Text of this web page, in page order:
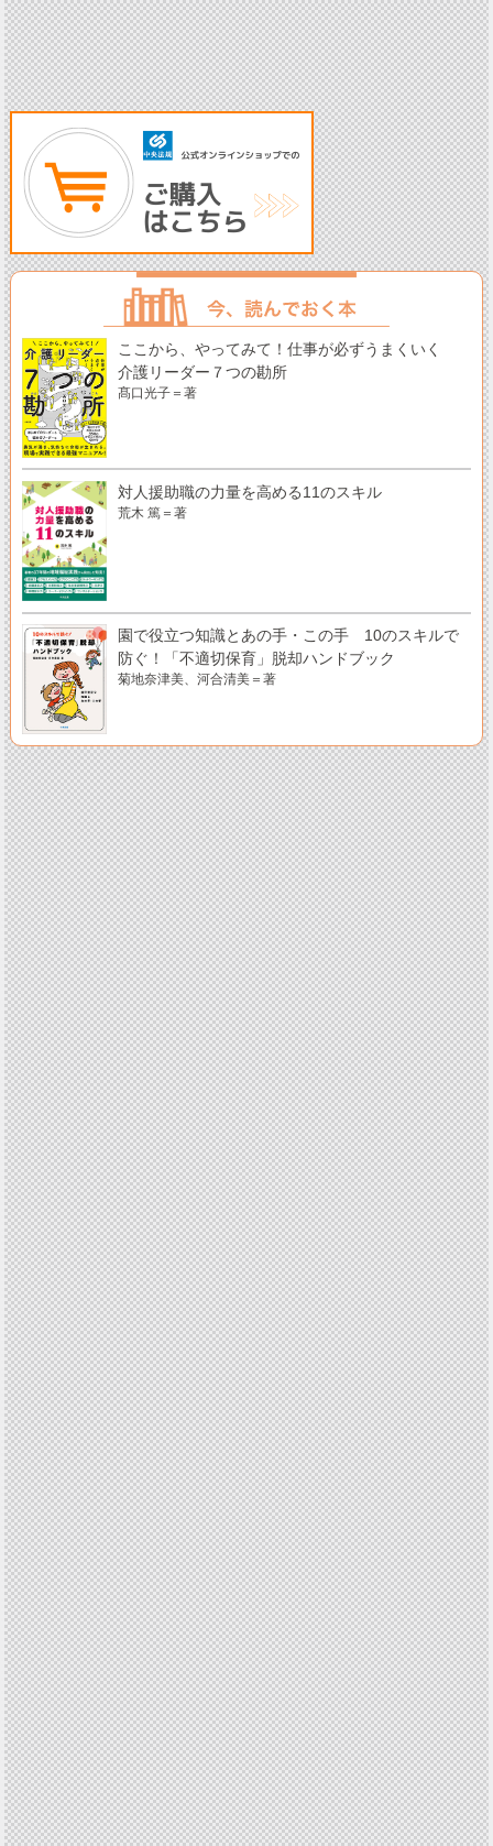
ここから、やってみて！仕事が必ずうまくいく
介護リーダー７つの勘所
髙口光子＝著
対人援助職の力量を高める11のスキル
荒木 篤＝著
園で役立つ知識とあの手・この手 10のスキルで
防ぐ！「不適切保育」脱却ハンドブック
菊地奈津美、河合清美＝著